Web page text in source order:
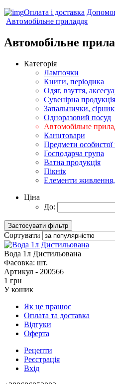
Оплата і доставка
Автомобільне приладдя
Автомобільне
Категорія
Лампочки
Книги, періодика
Одяг, взуття,
Сувенірна продукція
Запальнички,
Одноразовий посуд
Автомобільне
Канцтовари
Предмети особистої
Господарча група
Ватна продукція
Пікнік
Елементи живлення,
Ціна
До:
Сортувати
Вода 1л Дистильована
Фасовка: шт.
Артикул - 200566
1 грн
У кошик
Як це працює
Оплата та доставка
Відгуки
Оферта
Рецепти
Реєстрація
Вхід